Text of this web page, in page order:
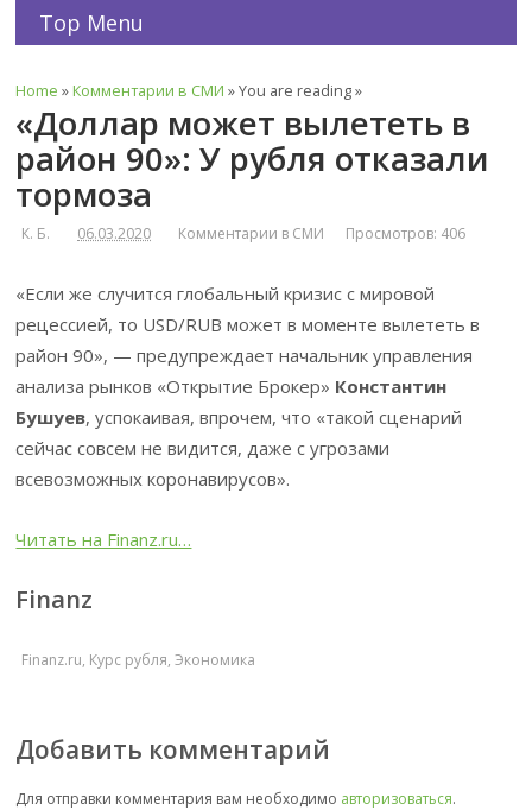
Top Menu
Home » Комментарии в СМИ » You are reading »
«Доллар может вылететь в
район 90»: У рубля отказали
тормоза
К. Б. 06.03.2020 Комментарии в СМИ Просмотров: 406
«Если же случится глобальный кризис с мировой
рецессией, то USD/RUB может в моменте вылететь в
район 90», — предупреждает начальник управления
анализа рынков «Открытие Брокер» Константин
Бушуев, успокаивая, впрочем, что «такой сценарий
сейчас совсем не видится, даже с угрозами
всевозможных коронавирусов».
Читать на Finanz.ru…
Finanz
Finanz.ru, Курс рубля,Экономика
Добавить комментарий
Для отправки комментария вам необходимо авторизоваться.